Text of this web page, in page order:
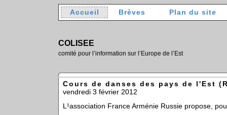
Accueil Brèves Plan du site
COLISEE
comité pour l’information sur l’Europe de l’Est
Cours de danses des pays de l'Est
vendredi 3 février 2012
L¹association France Arménie Russie propose,